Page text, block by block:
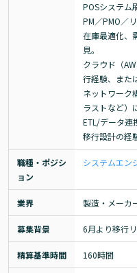
POSシステム
PM／PMO／
在庫最適化、
見。
クラウド（
行経験、また
ネットワーク
ラストなど）
ETL/データ連
移行設計の経
職種・ポジシ
ョン
システムエン
業界 製造・メーカ
募集背景 6月より移行
精算基準時間 160時間